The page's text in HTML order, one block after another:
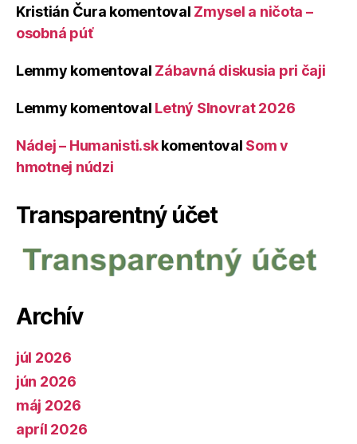
Kristián Čura komentoval Zmysel a ničota –
osobná púť
Lemmy komentoval Zábavná diskusia pri čaji
Lemmy komentoval Letný Slnovrat 2026
Nádej – Humanisti.skkomentoval Som v
hmotnej núdzi
Transparentný účet
Archív
júl 2026
jún 2026
máj 2026
apríl 2026